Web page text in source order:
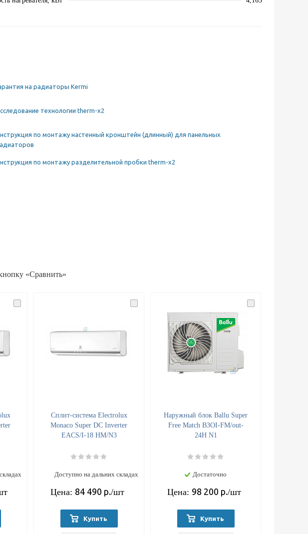
на радиаторы Kermi
технологии therm-x2
по монтажу настенный кронштейн (длинный) для панельных
по монтажу разделительной пробки therm-x2
«Сравнить»
Cплит-система Electrolux
Monaco Super DC Inverter
EACS/I-18 HM/N3
Доступно на дальних складах
Цена: 84 490 р./шт
Купить
Наружный блок Ballu Super
Free Match B3OI-FM/out-
24H N1
Достаточно
Цена: 98 200 р./шт
Купить